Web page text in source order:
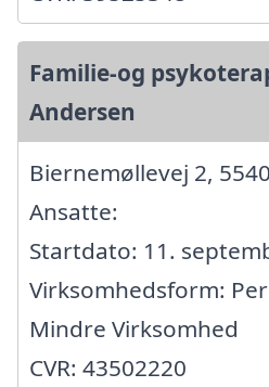
Familie-og
Andersen
Biernemøllevej 2,
Ansatte:
Startdato: 11.
Virksomhedsform:
Mindre Virksomhed
CVR: 43502220